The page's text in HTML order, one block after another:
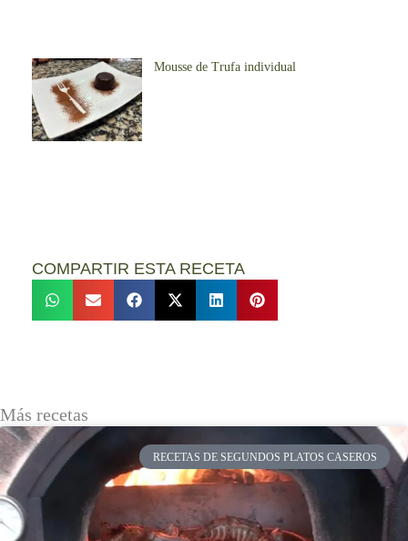
Mousse de Trufa individual
COMPARTIR ESTA RECETA
Más recetas
RECETAS DE SEGUNDOS PLATOS CASEROS